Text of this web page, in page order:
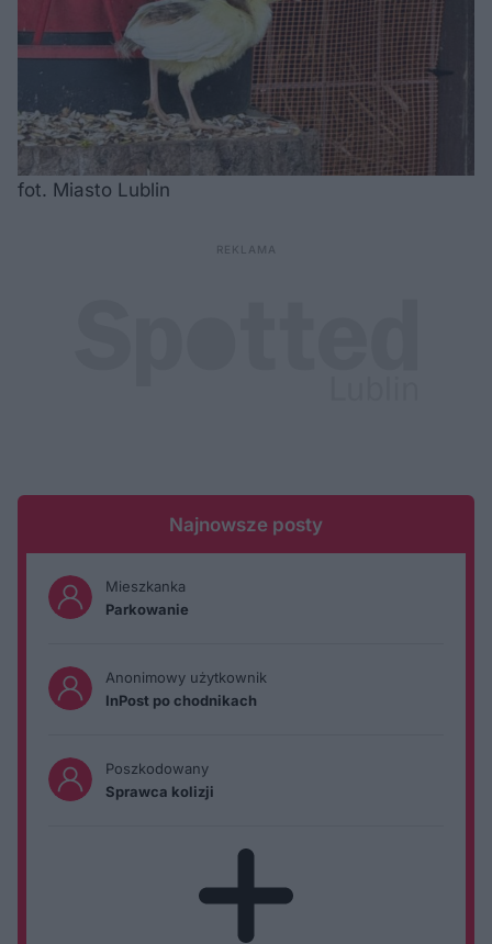
fot. Miasto Lublin
Najnowsze posty
Mieszkanka
Parkowanie
Anonimowy użytkownik
InPost po chodnikach
Poszkodowany
Sprawca kolizji